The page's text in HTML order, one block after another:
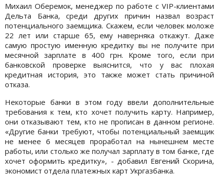
Михаил Оберемок, менеджер по работе с VIP-клиентами
Дельта Банка, среди других причин назвал возраст
потенциального заемщика. Скажем, если человек моложе
22 лет или старше 65, ему наверняка откажут. Даже
самую простую именную кредитку вы не получите при
месячной зарплате в 400 грн. Кроме того, если при
банковской проверке выяснится, что у вас плохая
кредитная история, это также может стать причиной
отказа.
Некоторые банки в этом году ввели дополнительные
требования к тем, кто хочет получить карту. Например,
они отказывают тем, кто не прописан в данном регионе.
«Другие банки требуют, чтобы потенциальный заемщик
не менее 6 месяцев проработал на нынешнем месте
работы, или столько же получал зарплату в том банке, где
хочет оформить кредитку», - добавил Евгений Скорина,
экономист отдела платежных карт Укргазбанка.